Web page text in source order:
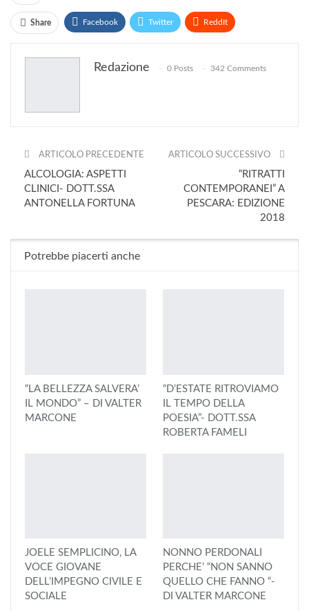
Share Facebook Twitter ReddIt
Redazione 0 Posts 342 Comments
ARTICOLO PRECEDENTE
ALCOLOGIA: ASPETTI
CLINICI- DOTT.SSA
ANTONELLA FORTUNA
ARTICOLO SUCCESSIVO
“RITRATTI
CONTEMPORANEI” A
PESCARA: EDIZIONE
2018
Potrebbe piacerti anche
“LA BELLEZZA SALVERA’
IL MONDO” – DI VALTER
MARCONE
“D’ESTATE RITROVIAMO
IL TEMPO DELLA
POESIA”- DOTT.SSA
ROBERTA FAMELI
JOELE SEMPLICINO, LA
VOCE GIOVANE
DELL’IMPEGNO CIVILE E
SOCIALE
NONNO PERDONALI
PERCHE’ “NON SANNO
QUELLO CHE FANNO “-
DI VALTER MARCONE